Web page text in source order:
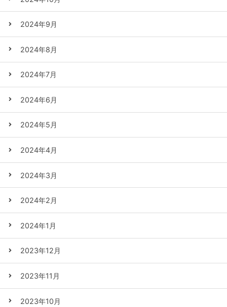
2024年9月
2024年8月
2024年7月
2024年6月
2024年5月
2024年4月
2024年3月
2024年2月
2024年1月
2023年12月
2023年11月
2023年10月